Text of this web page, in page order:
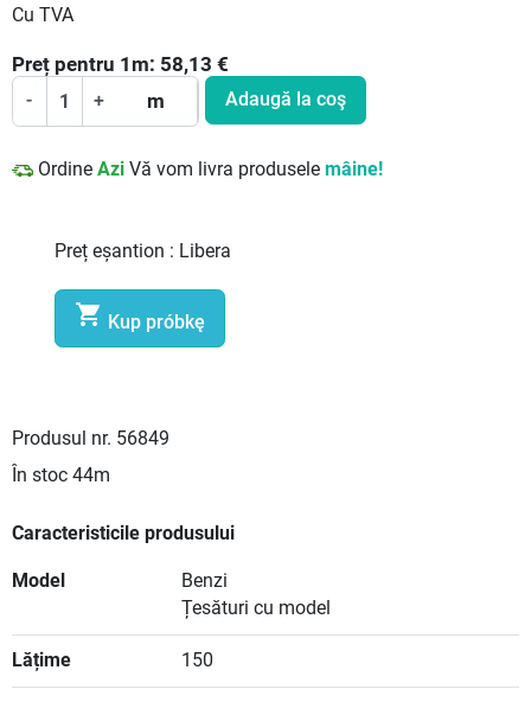
Cu TVA
Preț pentru 1 m: 58,13 €
- + m Adaugă la coş
Ordine Azi Vă vom livra produsele mâine!
Preț eșantion : Libera
 Kup próbkę
Produsul nr. 56849
În stoc 44m
Caracteristicile produsului
Model
Benzi
Țesături cu model
Lățime 150